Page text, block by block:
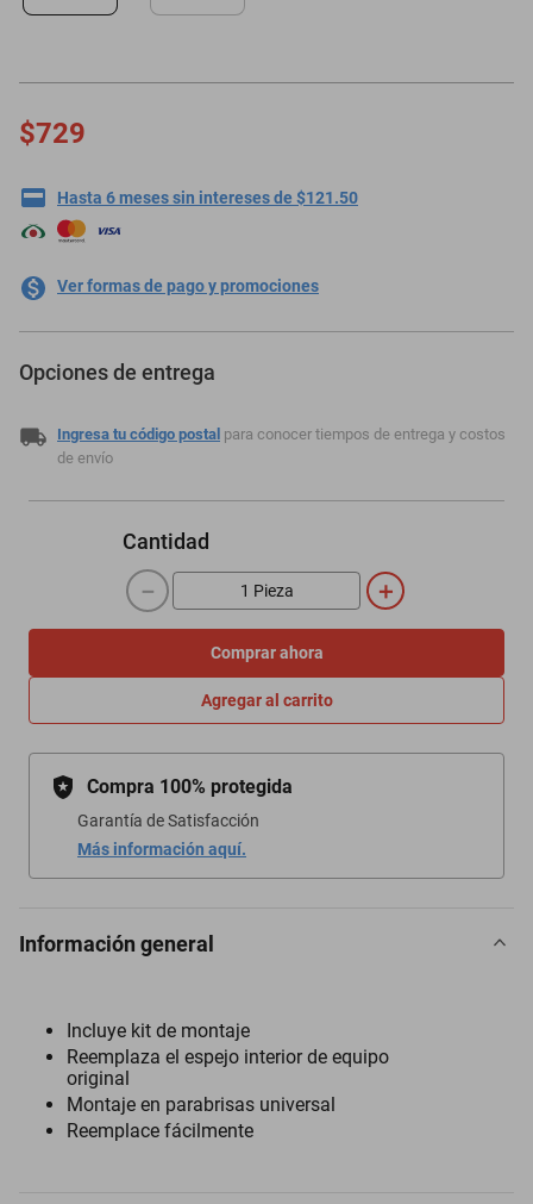
$729
Hasta 6 meses sin intereses de $121.50
Ver formas de pago y promociones
Opciones de entrega
Ingresa tu código postal para conocer tiempos de entrega y costos
de envío
Cantidad
＋
－
Comprar ahora
Agregar al carrito
Compra 100% protegida
Garantía de Satisfacción
Más información aquí.
Información general
Incluye kit de montaje
Reemplaza el espejo interior de equipo
original
Montaje en parabrisas universal
Reemplace fácilmente